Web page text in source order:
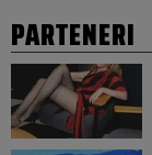
PARTENERI